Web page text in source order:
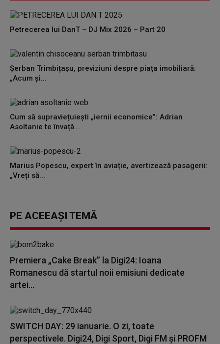
Petrecerea lui DanT – DJ Mix 2026 – Part 20
Șerban Trîmbițașu, previziuni despre piața imobiliară:
„Acum și...
Cum să supraviețuiești „iernii economice”: Adrian
Asoltanie te învață...
Marius Popescu, expert în aviație, avertizează pasagerii:
„Vreți să...
PE ACEEAȘI TEMĂ
Premiera „Cake Break” la Digi24: Ioana
Romanescu dă startul noii emisiuni dedicate
artei...
SWITCH DAY: 29 ianuarie. O zi, toate
perspectivele. Digi24, Digi Sport, Digi FM și PROFM